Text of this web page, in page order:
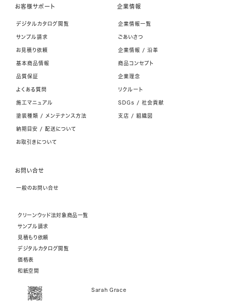
お客様サポート
デジタルカタログ閲覧
サンプル請求
お見積り依頼
基本商品情報
品質保証
よくある質問
施工マニュアル
塗装種類 / メンテナンス方法
納期目安 / 配送について
お取引きについて
企業情報
企業情報一覧
ごあいさつ
企業情報 / 沿革
商品コンセプト
企業理念
リクルート
SDGs / 社会貢献
支店 / 組織図
お問い合せ
一般のお問い合せ
クリーンウッド法対象商品一覧
サンプル請求
見積もり依頼
デジタルカタログ閲覧
価格表
和紙空間
Sarah Grace